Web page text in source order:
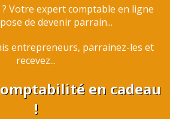
Votre expert comptable en ligne
de devenir parrain...
entrepreneurs, parrainez-les et
recevez...
en cadeau
!